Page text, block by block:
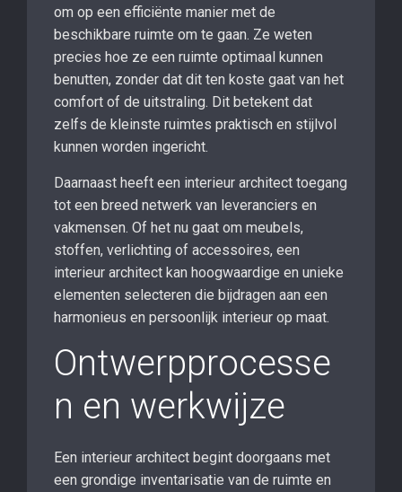
om op een efficiënte manier met de
beschikbare ruimte om te gaan. Ze weten
precies hoe ze een ruimte optimaal kunnen
benutten, zonder dat dit ten koste gaat van het
comfort of de uitstraling. Dit betekent dat
zelfs de kleinste ruimtes praktisch en stijlvol
kunnen worden ingericht.
Daarnaast heeft een interieur architect toegang
tot een breed netwerk van leveranciers en
vakmensen. Of het nu gaat om meubels,
stoffen, verlichting of accessoires, een
interieur architect kan hoogwaardige en unieke
elementen selecteren die bijdragen aan een
harmonieus en persoonlijk interieur op maat.
Ontwerpprocesse
n en werkwijze
Een interieur architect begint doorgaans met
een grondige inventarisatie van de ruimte en